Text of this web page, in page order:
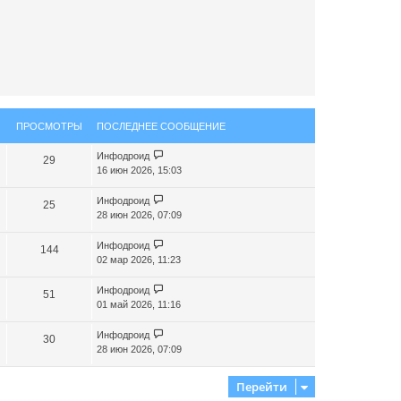
ПРОСМОТРЫ ПОСЛЕДНЕЕ СООБЩЕНИЕ
29
Инфодроид
16 июн 2026, 15:03
25
Инфодроид
28 июн 2026, 07:09
144
Инфодроид
02 мар 2026, 11:23
51
Инфодроид
01 май 2026, 11:16
30
Инфодроид
28 июн 2026, 07:09
Перейти